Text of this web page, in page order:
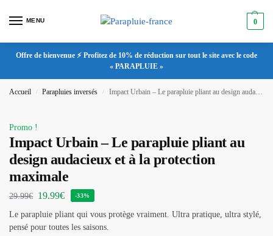
MENU 0
Offre de bienvenue ⚡ Profitez de 10% de réduction sur tout le site avec le code
« PARAPLUIE »
Accueil / Parapluies inversés / Impact Urbain – Le parapluie pliant au design audacieux et à la protection maximale
Promo !
Impact Urbain – Le parapluie pliant au
design audacieux et à la protection
maximale
29.99€ 19.99€ -33%
Le parapluie pliant qui vous protège vraiment. Ultra pratique, ultra stylé,
pensé pour toutes les saisons.